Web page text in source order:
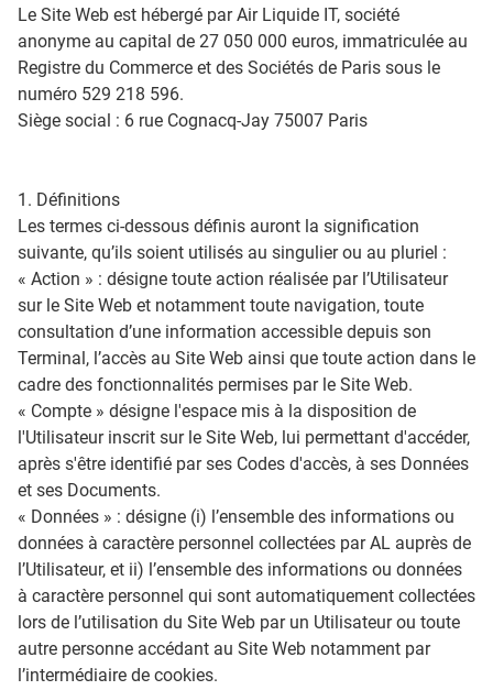
Le Site Web est hébergé par Air Liquide IT, société
anonyme au capital de 27 050 000 euros, immatriculée au
Registre du Commerce et des Sociétés de Paris sous le
numéro 529 218 596.
Siège social : 6 rue Cognacq-Jay 75007 Paris
1. Définitions
Les termes ci-dessous définis auront la signification
suivante, qu’ils soient utilisés au singulier ou au pluriel :
« Action » : désigne toute action réalisée par l’Utilisateur
sur le Site Web et notamment toute navigation, toute
consultation d’une information accessible depuis son
Terminal, l’accès au Site Web ainsi que toute action dans le
cadre des fonctionnalités permises par le Site Web.
« Compte » désigne l'espace mis à la disposition de
l'Utilisateur inscrit sur le Site Web, lui permettant d'accéder,
après s'être identifié par ses Codes d'accès, à ses Données
et ses Documents.
« Données » : désigne (i) l’ensemble des informations ou
données à caractère personnel collectées par AL auprès de
l’Utilisateur, et ii) l’ensemble des informations ou données
à caractère personnel qui sont automatiquement collectées
lors de l’utilisation du Site Web par un Utilisateur ou toute
autre personne accédant au Site Web notamment par
l’intermédiaire de cookies.